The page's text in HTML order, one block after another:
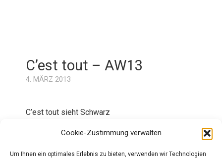
Cookie-Zustimmung verwalten
Um Ihnen ein optimales Erlebnis zu bieten, verwenden wir Technologien
C’est tout – AW13
4. MÄRZ 2013
C’est tout sieht Schwarz
Text: Bea Twenning
Bilder: Boris Marberg